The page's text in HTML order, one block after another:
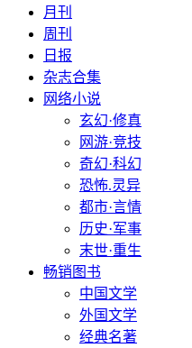
月刊
周刊
日报
杂志合集
网络小说
玄幻·修真
网游·竞技
奇幻·科幻
恐怖.灵异
都市·言情
历史·军事
末世·重生
畅销图书
中国文学
外国文学
经典名著